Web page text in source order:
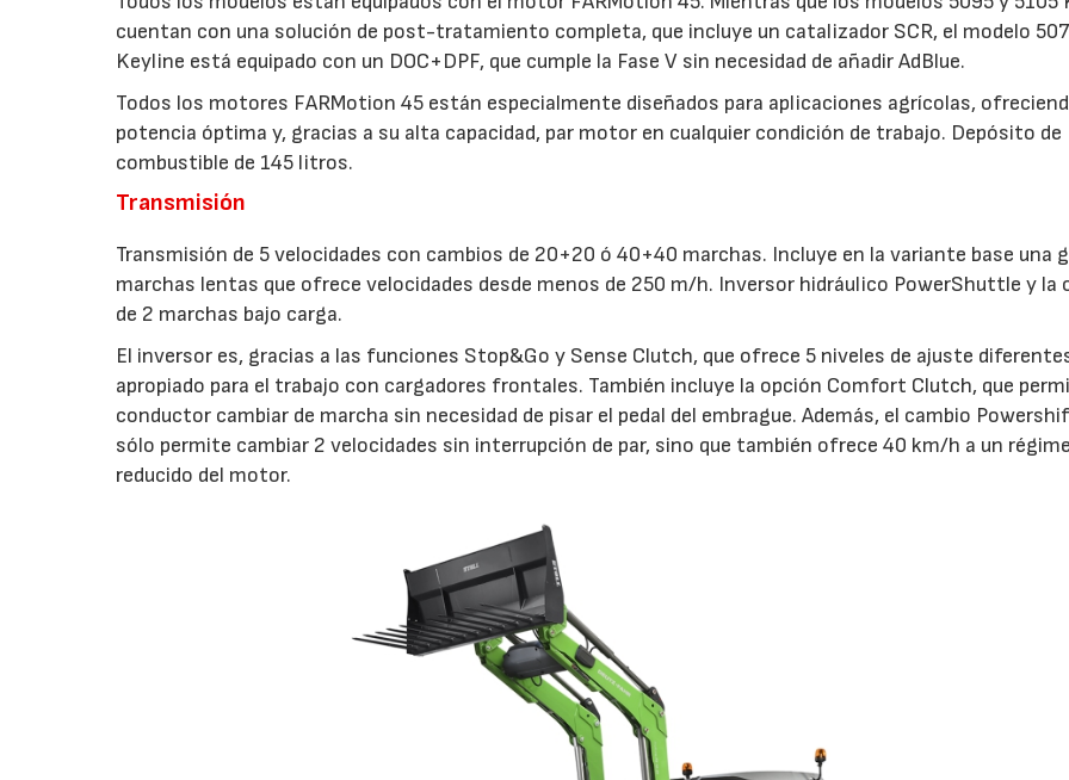
cuentan con una solución de post-tratamiento completa, que incluye un catalizador SCR, el modelo
Keyline está equipado con un DOC+DPF, que cumple la Fase V sin necesidad de añadir AdBlue.
Todos los motores FARMotion 45 están especialmente diseñados para aplicaciones agrícolas,
potencia óptima y, gracias a su alta capacidad, par motor en cualquier condición de trabajo. Depósito de
combustible de 145 litros.
Transmisión
Transmisión de 5 velocidades con cambios de 20+20 ó 40+40 marchas. Incluye en la variante base una
marchas lentas que ofrece velocidades desde menos de 250 m/h. Inversor hidráulico PowerShuttle y la
de 2 marchas bajo carga.
El inversor es, gracias a las funciones Stop&Go y Sense Clutch, que ofrece 5 niveles de ajuste
apropiado para el trabajo con cargadores frontales. También incluye la opción Comfort Clutch, que
conductor cambiar de marcha sin necesidad de pisar el pedal del embrague. Además, el cambio
sólo permite cambiar 2 velocidades sin interrupción de par, sino que también ofrece 40 km/h a un
reducido del motor.